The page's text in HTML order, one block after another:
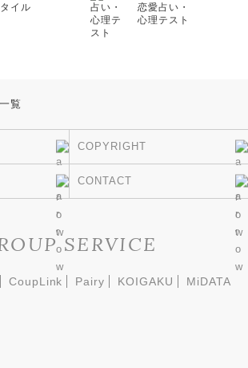
イル
恋愛占い・
心理テスト
COPYRIGHT
CONTACT
SERVICE
CoupLink Pairy KOIGAKU MiDATA